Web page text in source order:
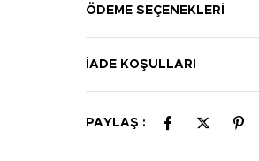
ÖDEME SEÇENEKLERI
İADE KOŞULLARI
PAYLAŞ :